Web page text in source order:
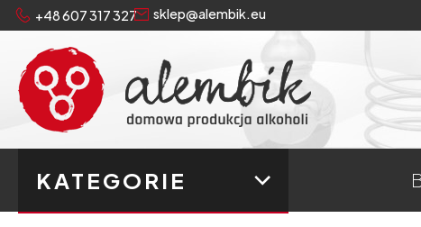
+48 607 317 327 sklep@alembik.eu
KATEGORIE